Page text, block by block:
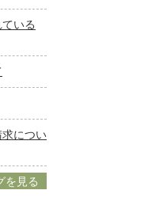
いる
につい
を見る